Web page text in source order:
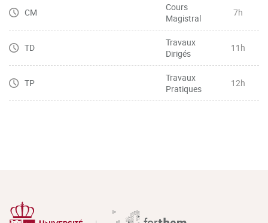
CM
Cours
Magistral
7h
TD
Travaux
Dirigés
11h
TP
Travaux
Pratiques
12h